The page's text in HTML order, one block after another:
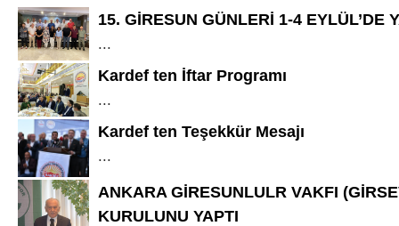
15. GİRESUN GÜNLERİ 1-4 EYLÜL’DE
...
Kardef ten İftar Programı
...
Kardef ten Teşekkür Mesajı
...
ANKARA GİRESUNLULR VAKFI
KURULUNU YAPTI